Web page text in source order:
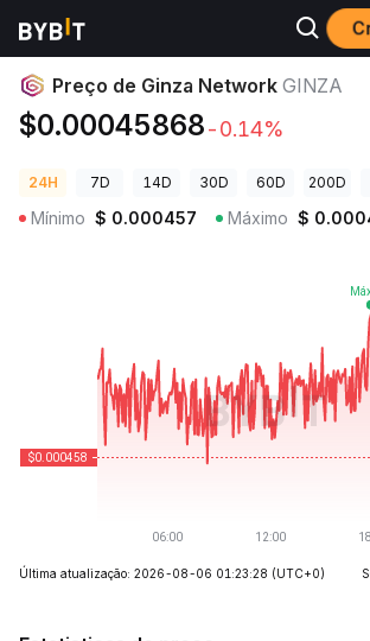
Preços de Criptomoedas Preço de Ginza
Preço de Ginza Network GINZA
$0.00045868-0.14%
24H 7D 14D 30D 60D 200D
Mínimo $ 0.000457 Máximo $
Última atualização: 2026-08-06 01:23:28 (UTC+0)